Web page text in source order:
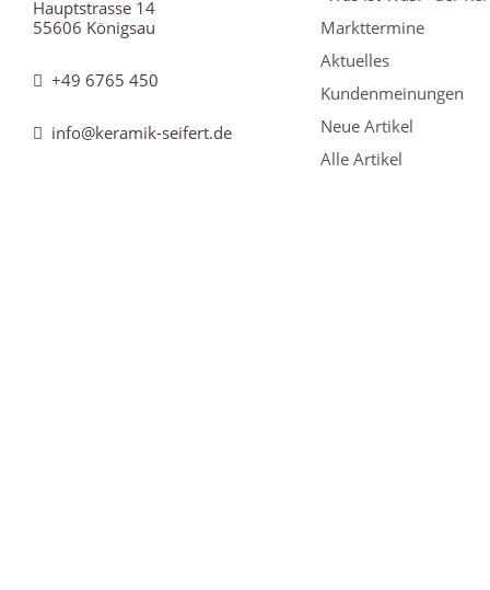
Hauptstrasse 14
55606 Königsau
+49 6765 450
info@keramik-seifert.de
Markttermine
Aktuelles
Kundenmeinungen
Neue Artikel
Alle Artikel